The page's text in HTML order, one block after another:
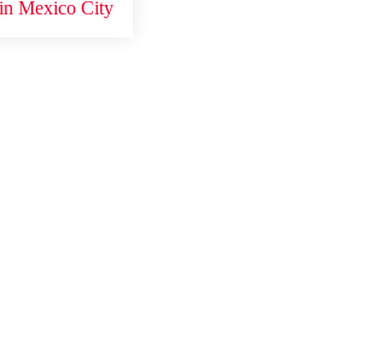
Mexico City